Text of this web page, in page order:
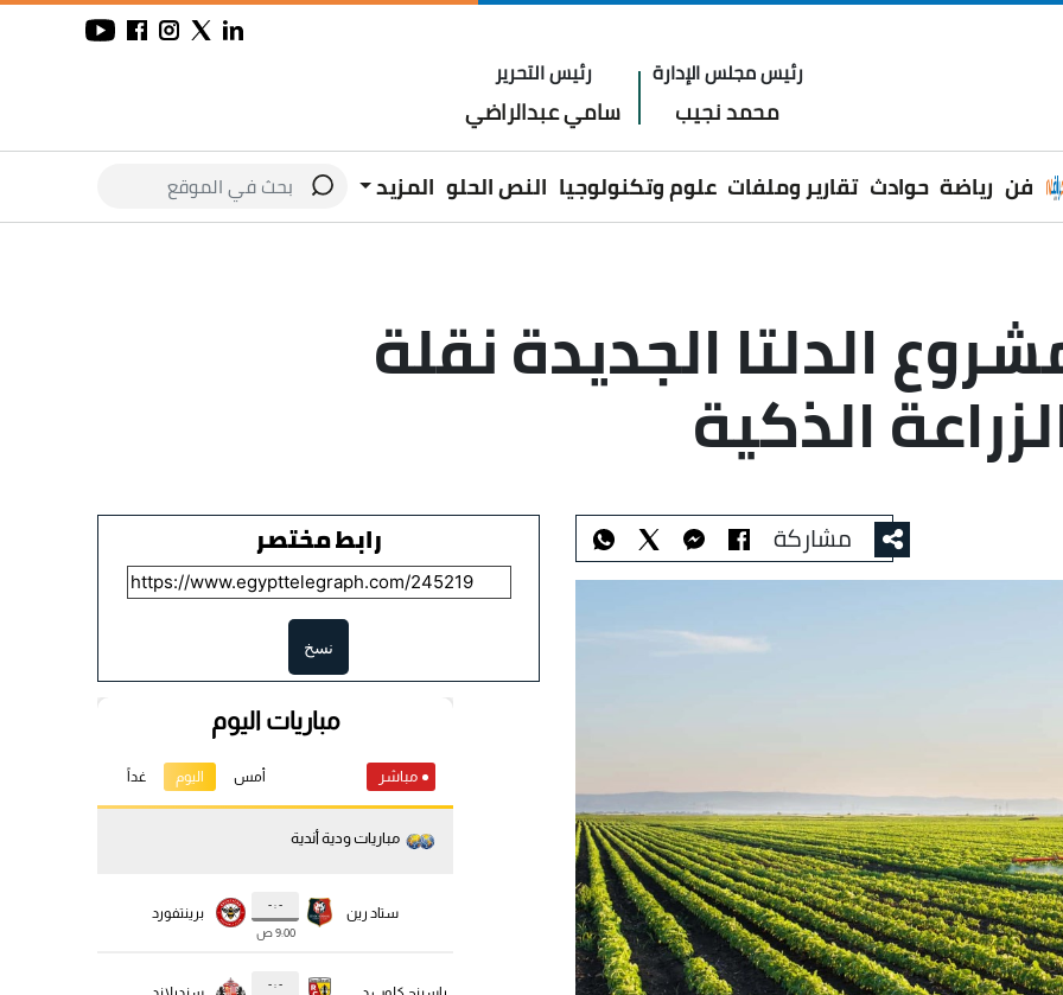
رئيس مجلس الإدارة
محمد نجيب
رئيس التحرير
سامي عبدالراضي
فن رياضة حوادث تقارير وملفات علوم وتكنولوجيا النص الحلو المزيد
الدلتا الجديدة نقلة
الذكية
مشاركة رابط مختصر
نسخ